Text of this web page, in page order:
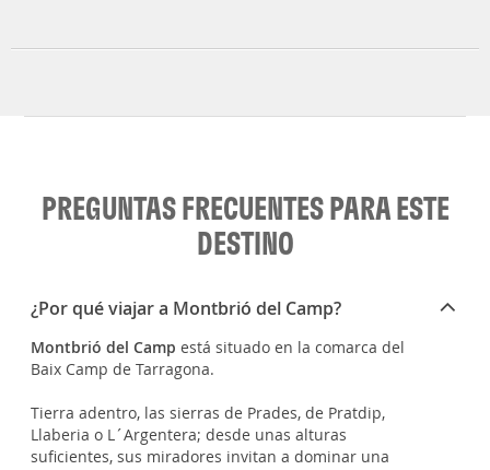
PREGUNTAS FRECUENTES PARA ESTE
DESTINO
¿Por qué viajar a Montbrió del Camp?
Montbrió del Camp está situado en la comarca del
Baix Camp de Tarragona.
Tierra adentro, las sierras de Prades, de Pratdip,
Llaberia o L´Argentera; desde unas alturas
suficientes, sus miradores invitan a dominar una